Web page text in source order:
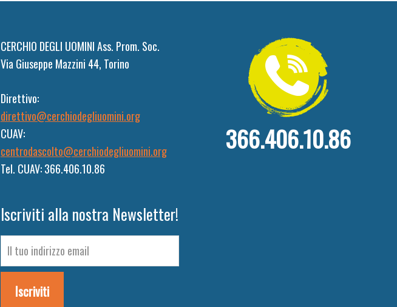
CERCHIO DEGLI UOMINI Ass. Prom. Soc.
Via Giuseppe Mazzini 44, Torino
Direttivo:
direttivo@cerchiodegliuomini.org
CUAV:
centrodascolto@cerchiodegliuomini.org
Tel. CUAV: 366.406.10.86
Iscriviti alla nostra Newsletter!
366.406.10.86